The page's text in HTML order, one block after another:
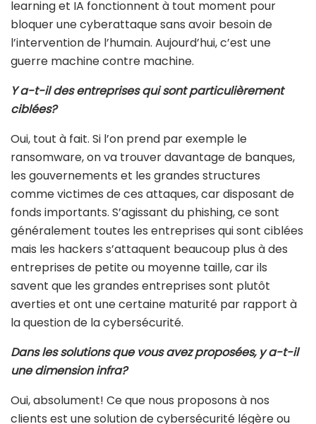
learning et IA fonctionnent à tout moment pour
bloquer une cyberattaque sans avoir besoin de
l’intervention de l’humain. Aujourd’hui, c’est une
guerre machine contre machine.
Y a-t-il des entreprises qui sont particulièrement
ciblées?
Oui, tout à fait. Si l’on prend par exemple le
ransomware, on va trouver davantage de banques,
les gouvernements et les grandes structures
comme victimes de ces attaques, car disposant de
fonds importants. S’agissant du phishing, ce sont
généralement toutes les entreprises qui sont ciblées
mais les hackers s’attaquent beaucoup plus à des
entreprises de petite ou moyenne taille, car ils
savent que les grandes entreprises sont plutôt
averties et ont une certaine maturité par rapport à
la question de la cybersécurité.
Dans les solutions que vous avez proposées, y a-t-il
une dimension infra?
Oui, absolument! Ce que nous proposons à nos
clients est une solution de cybersécurité légère ou